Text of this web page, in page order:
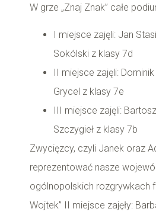
W grze „Znaj Znak” całe
I miejsce zajęli: Jan
Sokólski z klasy 7d
II miejsce zajęli:
Grycel z klasy 7e
III miejsce zajęli:
Szczygieł z klasy 7b
Zwycięzcy, czyli Janek oraz
reprezentować nasze
ogólnopolskich rozgrywkach
Wojtek” II miejsce zajęły: